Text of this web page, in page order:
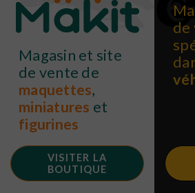
Magasin et site
de vente de
maquettes,
miniatures et
figurines
VISITER LA
BOUTIQUE
de